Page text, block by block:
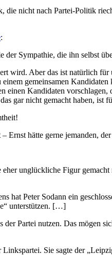
nicht nach Partei-Politik
:
Sympathie, die ihn selbst
wird. Aber das ist natürlich
gemeinsamen
Kandidaten
gar nicht gemacht haben,
hätte gerne jemanden,
unglückliche Figur
hat Peter Sodann ein
unterstützen. […]
Partei nutzen. Das mögen
Sie sagte der